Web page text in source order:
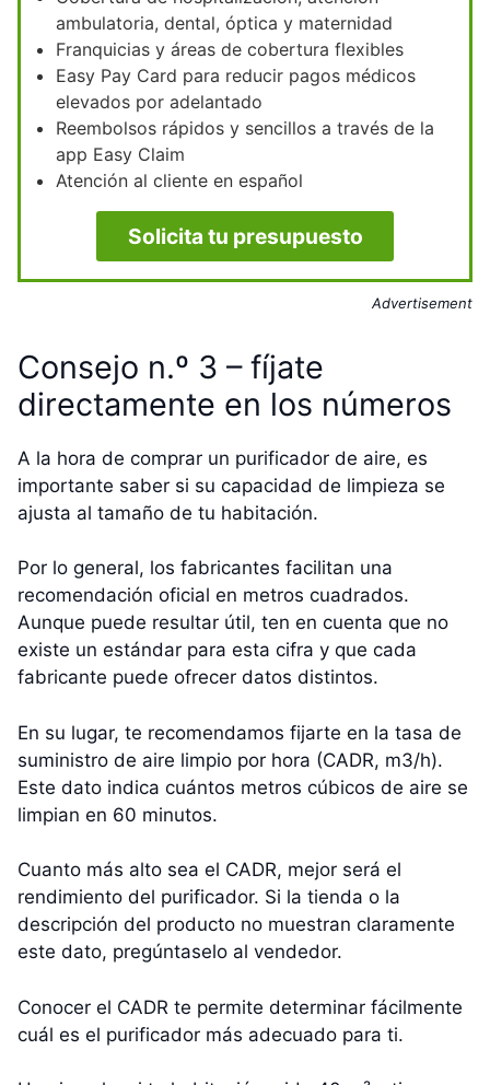
ambulatoria, dental, óptica y maternidad
Franquicias y áreas de cobertura flexibles
Easy Pay Card para reducir pagos médicos
elevados por adelantado
Reembolsos rápidos y sencillos a través de la
app Easy Claim
Atención al cliente en español
Solicita tu presupuesto
Advertisement
Consejo n.º 3 – fíjate
directamente en los números
A la hora de comprar un purificador de aire, es
importante saber si su capacidad de limpieza se
ajusta al tamaño de tu habitación.
Por lo general, los fabricantes facilitan una
recomendación oficial en metros cuadrados.
Aunque puede resultar útil, ten en cuenta que no
existe un estándar para esta cifra y que cada
fabricante puede ofrecer datos distintos.
En su lugar, te recomendamos fijarte en la tasa de
suministro de aire limpio por hora (CADR, m3/h).
Este dato indica cuántos metros cúbicos de aire se
limpian en 60 minutos.
Cuanto más alto sea el CADR, mejor será el
rendimiento del purificador. Si la tienda o la
descripción del producto no muestran claramente
este dato, pregúntaselo al vendedor.
Conocer el CADR te permite determinar fácilmente
cuál es el purificador más adecuado para ti.